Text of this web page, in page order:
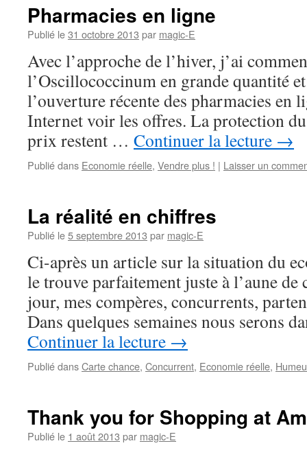
Pharmacies en ligne
Publié le31 octobre 2013 par magic-E
Avec l’approche de l’hiver, j’ai
l’Oscillococcinum en grande quantité
l’ouverture récente des pharmacies en
Internet voir les offres. La protection
prix restent … Continuer la lecture →
Publié dans Economie réelle, Vendre plus ! | Laisser un
La réalité en chiffres
Publié le5 septembre 2013 par magic-E
Ci-après un article sur la situation du
le trouve parfaitement juste à l’aune de
jour, mes compères, concurrents,
Dans quelques semaines nous serons
Continuer la lecture →
Publié dansCarte chance, Concurrent, Economie réelle,
Thank you for Shopping at
Publié le 1 août 2013 par magic-E